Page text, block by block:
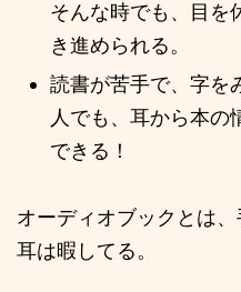
そんな時でも、目を
き進められる。
読書が苦手で、字を
人でも、耳から本の
できる！
オーディオブックとは、
耳は暇してる。